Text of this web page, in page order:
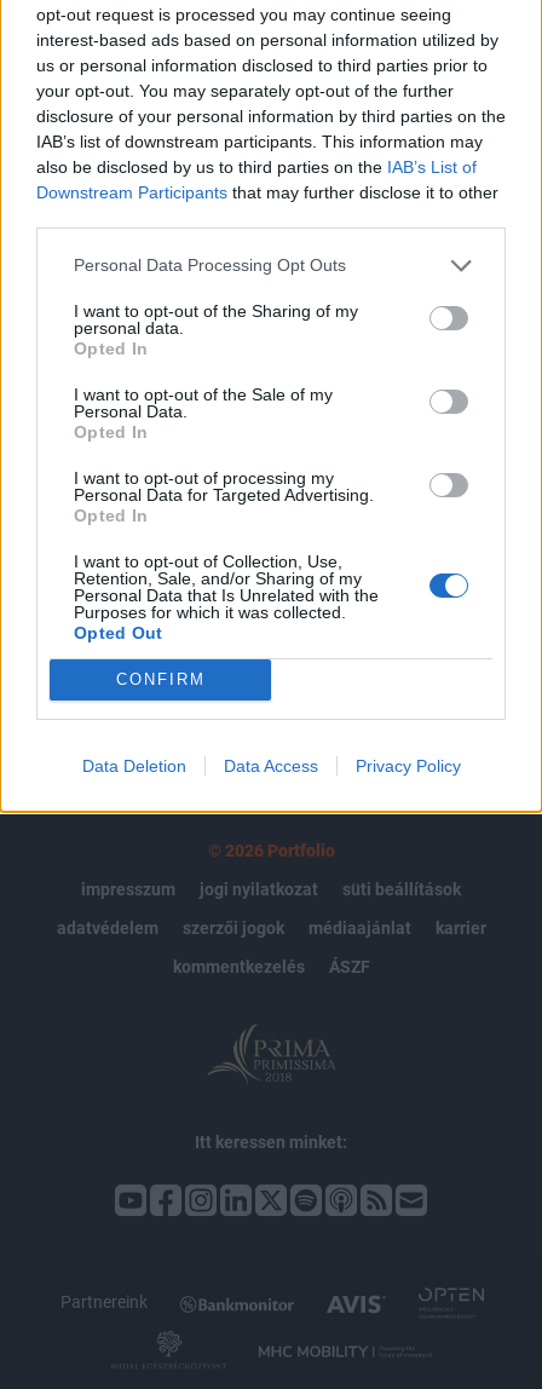
opt-out request is processed you may continue seeing
interest-based ads based on personal information utilized by
us or personal information disclosed to third parties prior to
your opt-out. You may separately opt-out of the further
disclosure of your personal information by third parties on the
IAB’s list of downstream participants. This information may
also be disclosed by us to third parties on the IAB’s List of
Downstream Participants that may further disclose it to other
Personal Data Processing Opt Outs
I want to opt-out of the Sharing of my
personal data.
Opted In
I want to opt-out of the Sale of my
Personal Data.
Opted In
I want to opt-out of processing my
Personal Data for Targeted Advertising.
Opted In
I want to opt-out of Collection, Use,
Retention, Sale, and/or Sharing of my
Personal Data that Is Unrelated with the
Purposes for which it was collected.
Opted Out
CONFIRM
Data Deletion Data Access Privacy Policy
A magyarországi túlfogyasztás napja azt mutatja meg,
hogy ha a világon mindenki úgy élne, mint hazánk
lakossága, az emberiség mikorra használná fel a Föld egy
év alatt megújulni képes erőforrásait. Sustainable World
2026Szeptember 8-án jön az év egyik legjelentősebb üzleti
fenntarthatósági találkozója, a Portfolio Sustainable World
2026. A szektorsemleges konferencia a zöld...
KEDVES OLVASÓNK!
A keresett cikk a portfolio.hu hírarchívumához
tartozik, melynek olvasása előfizetéses
Az előfizetés a következőket tartalmazza:
Kötéslisták: BÉT elmúlt 2 év napon belüli
kötéslistái
Előfizetés
MÁR ELŐFIZETŐNK VAGY?BEJELENTKEZÉS
© 2026 Portfolio
impresszum
jogi nyilatkozat
süti beállítások
adatvédelem
szerzői jogok médiaajánlat
karrier
kommentkezelés
ÁSZF
Itt keressen minket:
Partnereink